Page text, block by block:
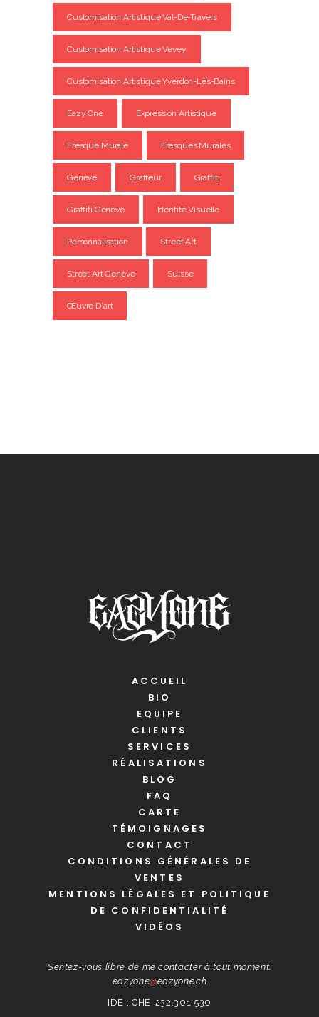
Customisation Artistique Val-De-Travers
Customisation Artistique Vevey
Customisation Artistique Yverdon-Les-Bains
Eazy One Expression Artistique
Fresque Murale Fresques Murales
Genève Graffeur Graffiti
Graffiti Genève Identité Visuelle
Personnalisation Street Art
Street Art Genève Suisse
Œuvre D'art
ACCUEIL
BIO
EQUIPE
CLIENTS
SERVICES
RÉALISATIONS
BLOG
FAQ
CARTE
TÉMOIGNAGES
CONTACT
CONDITIONS GÉNÉRALES DE
VENTES
MENTIONS LÉGALES ET POLITIQUE
DE CONFIDENTIALITÉ
VIDÉOS
Sentez-vous libre de me contacter à tout moment.
eazyone@eazyone.ch
IDE : CHE-232.301.530